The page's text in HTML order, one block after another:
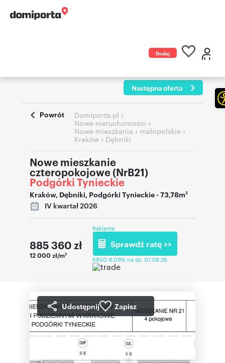
Dodaj
Następna oferta
Powrót Domiporta.pl ›
Nowe nieruchomości ›
Nowe mieszkania › małopolskie ›
Kraków › Dębniki
Nowe mieszkanie
czteropokojowe (NrB21)
Podgórki Tynieckie
Kraków, Dębniki, Podgórki Tynieckie- 73,78m2
IV kwartał 2026
885 360 zł
12 000 zł/m2
Reklama
Sprawdź ratę >>
RRSO 6,09% na dz. 01.06.26
Udostępnij Zapisz